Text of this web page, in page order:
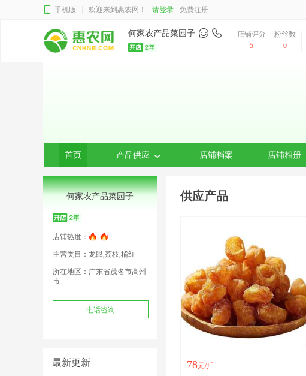
手机版 欢迎来到惠农网！ 请登录 免费注册
何家农产品菜园子
店铺评分
5
粉丝数
0
首页 产品供应 店铺档案 店铺相册
何家农产品菜园子
店铺热度：
主营类目：龙眼,荔枝,橘红
所在地区：广东省茂名市高州
市
电话咨询
最新更新
供应产品
78元/斤